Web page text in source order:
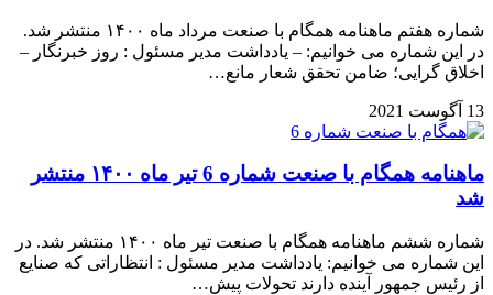
شماره هفتم ماهنامه همگام با صنعت مرداد ماه ۱۴۰۰ منتشر شد.
در این شماره می خوانیم: – یادداشت مدیر مسئول : روز خبرنگار –
اخلاق گرایی؛ ضامن تحقق شعار مانع…
13 آگوست 2021
ماهنامه همگام با صنعت شماره 6 تیر ماه ۱۴۰۰ منتشر
شد
شماره ششم ماهنامه همگام با صنعت تیر ماه ۱۴۰۰ منتشر شد. در
این شماره می خوانیم: یادداشت مدیر مسئول : انتظاراتی که صنایع
از رئیس جمهور آینده دارند تحولات پیش…